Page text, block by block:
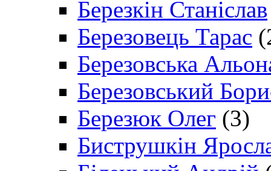
Березкін Станіслав
Березовець Тарас
Березовська
Березовський
Березюк Олег (3)
Биструшкін